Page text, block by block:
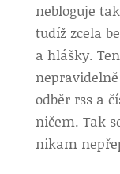
nebloguje
tudíž zcela
a hlášky.
odběr rss a
ničem. Tak
nikam